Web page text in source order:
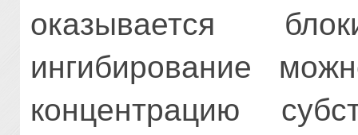
ока­зывается
ингибирование
концентрацию